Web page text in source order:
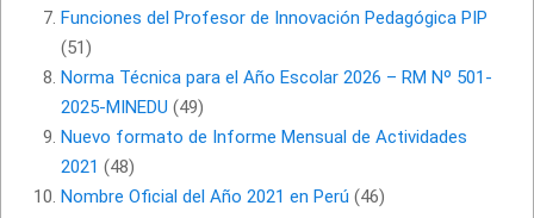
Funciones del Profesor de Innovación Pedagógica PIP
(51)
Norma Técnica para el Año Escolar 2026 – RM Nº 501-
2025-MINEDU (49)
Nuevo formato de Informe Mensual de Actividades
2021 (48)
Nombre Oficial del Año 2021 en Perú (46)